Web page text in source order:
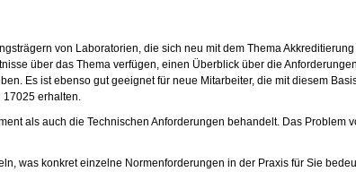
von Laboratorien, die sich neu mit dem Thema Akkreditierung
über das Thema verfügen, einen Überblick über die
Es ist ebenso gut geeignet für neue Mitarbeiter, die mit diesem
17025 erhalten.
als auch die Technischen Anforderungen behandelt. Das Problem
was konkret einzelne Normenforderungen in der Praxis für Sie